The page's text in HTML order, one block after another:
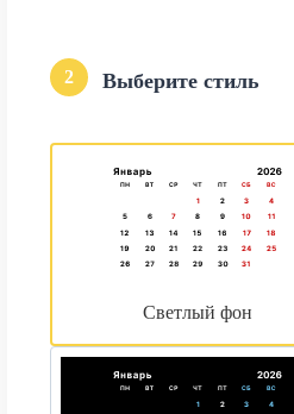
2 Выберите стиль
Светлый фон